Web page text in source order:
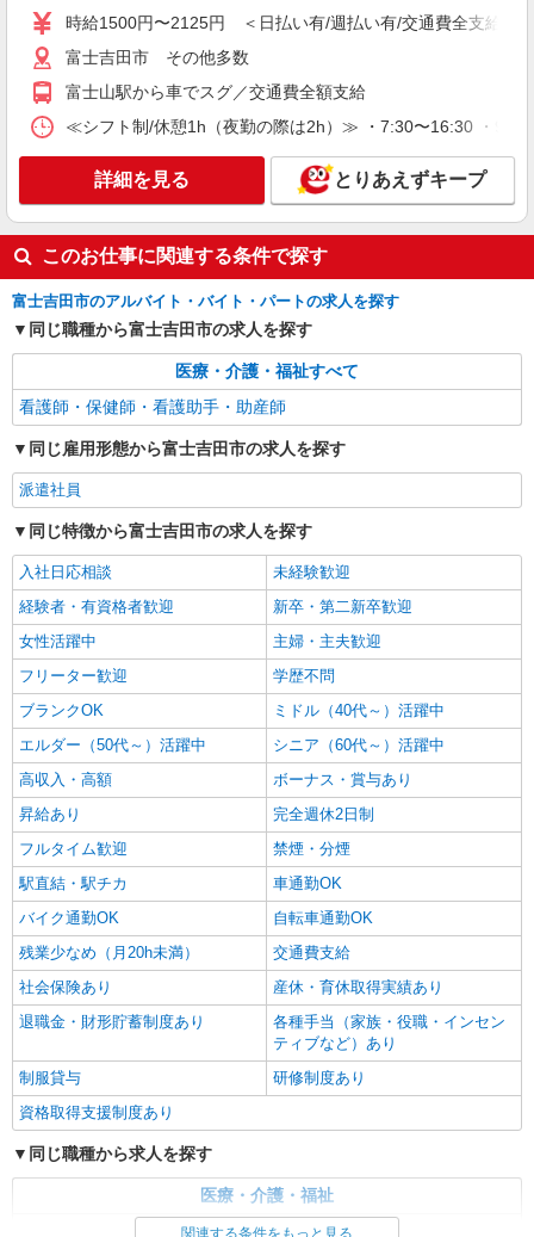
時給1500円〜2125円 ＜日払い有/週払い有/交
通費全支給(ガソリン代含む)＞
富士吉田市 その他多数
キープ 詳細を見る
（株）ウィルオブ・ワークCW 甲府支店/ms190101
看護助手
時給1300円 ◆前払い・日払い・週払いOK
山梨県富士吉田市
キープ
派遣社員
株式会社kotrio /●MT-H-2009217
＜富士吉田市＞元気も、プライベートも諦めな
通費全支給(ガソリン代含む)＞
キープ 詳細を見る
時給1500円〜2125円 ＜日払い有/週払い有/交通費全支給(ガ
富士吉田市 その他多数
富士山駅から車でスグ／交通費全額支給
≪シフト制/休憩1h（夜勤の際は2h）≫ ・7:30〜16:30 ・
詳細を見る とりあえずキープ
このお仕事に関連する条件で探す
富士吉田市のアルバイト・バイト・パートの求人を探す
同じ職種から富士吉田市の求人を探す
医療・介護・福祉すべて
看護師・保健師・看護助手・助産師
同じ雇用形態から富士吉田市の求人を探す
派遣社員
同じ特徴から富士吉田市の求人を探す
入社日応相談
未経験歓迎
経験者・有資格者歓迎
新卒・第二新卒歓迎
女性活躍中
主婦・主夫歓迎
フリーター歓迎
学歴不問
ブランクOK
ミドル（40代～）活躍中
エルダー（50代～）活躍中
シニア（60代～）活躍中
高収入・高額
ボーナス・賞与あり
昇給あり
完全週休2日制
フルタイム歓迎
禁煙・分煙
駅直結・駅チカ
車通勤OK
バイク通勤OK
自転車通勤OK
残業少なめ（月20h未満）
交通費支給
社会保険あり
産休・育休取得実績あり
退職金・財形貯蓄制度あり
各種手当（家族・役職・インセン
ティブなど）あり
制服貸与
研修制度あり
資格取得支援制度あり
同じ職種から求人を探す
医療・介護・福祉
看護師・保健師・看護助手・助産師
関連する条件をもっと見る